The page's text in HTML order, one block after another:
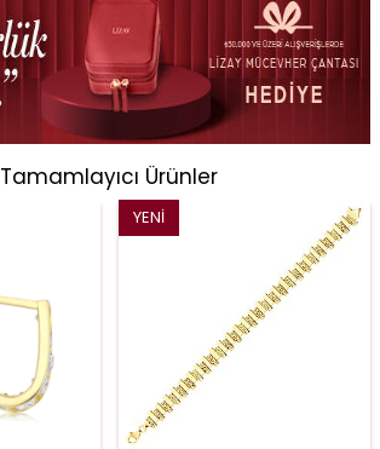
Tamamlayıcı Ürünler
YENI